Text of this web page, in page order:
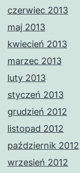
czerwiec 2013
maj 2013
kwiecień 2013
marzec 2013
luty 2013
styczeń 2013
grudzień 2012
listopad 2012
październik 2012
wrzesień 2012